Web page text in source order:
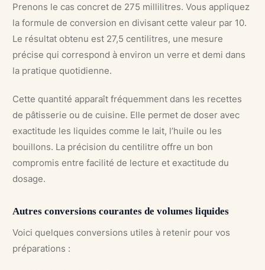
Prenons le cas concret de 275 millilitres. Vous appliquez
la formule de conversion en divisant cette valeur par 10.
Le résultat obtenu est 27,5 centilitres, une mesure
précise qui correspond à environ un verre et demi dans
la pratique quotidienne.
Cette quantité apparaît fréquemment dans les recettes
de pâtisserie ou de cuisine. Elle permet de doser avec
exactitude les liquides comme le lait, l’huile ou les
bouillons. La précision du centilitre offre un bon
compromis entre facilité de lecture et exactitude du
dosage.
Autres conversions courantes de volumes liquides
Voici quelques conversions utiles à retenir pour vos
préparations :